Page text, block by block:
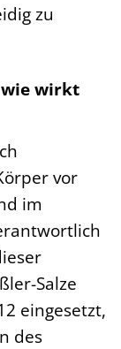
zu
wie wirkt
vor
im
Salze
eingesetzt,
des